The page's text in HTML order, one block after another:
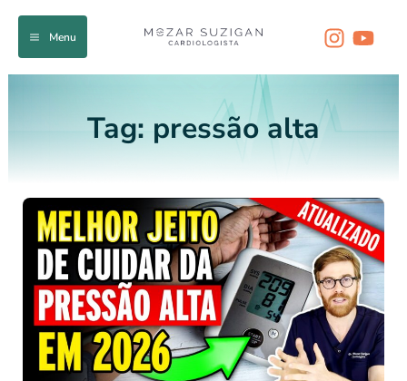
Menu
Tag: pressão alta